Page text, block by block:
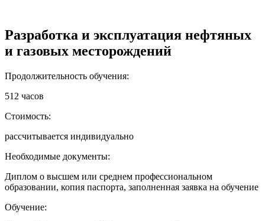
Разработка и эксплуатация нефтяных
и газовых месторождений
Продолжительность обучения:
512 часов
Стоимость:
рассчитывается индивидуально
Необходимые документы:
Диплом о высшем или среднем профессиональном
образовании, копия паспорта, заполненная заявка на обучение
Обучение: